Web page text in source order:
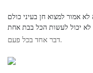
דבר אחד בכל פעם.